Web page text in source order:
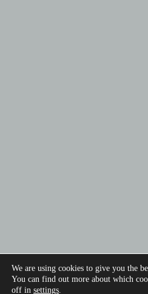
We are using cookies to give you the
You can find out more about which
off in settings.